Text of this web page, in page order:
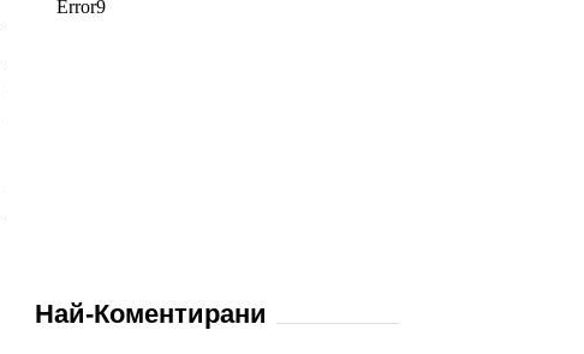
Най-Коментирани